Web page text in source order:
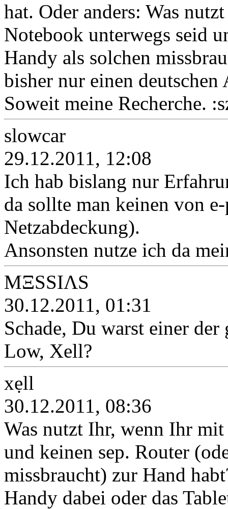
hat. Oder anders: Was
Notebook unterwegs seid
Handy als solchen
bisher nur einen
Soweit meine Recherche.
slowcar
29.12.2011, 12:08
Ich hab bislang nur
da sollte man keinen von
Netzabdeckung).
Ansonsten nutze ich da
MΞSSIΛS
30.12.2011, 01:31
Schade, Du warst einer
Low, Xell?
xẹll
30.12.2011, 08:36
Was nutzt Ihr, wenn Ihr
und keinen sep. Router
missbraucht) zur Hand
Handy dabei oder das